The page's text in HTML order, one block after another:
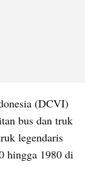
(DCVI)
legendaris
hingga 1980 di